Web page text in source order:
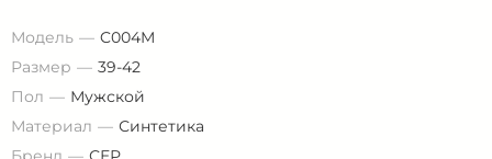
Модель
C004M
Размер
39-42
Пол
Мужской
Материал
Синтетика